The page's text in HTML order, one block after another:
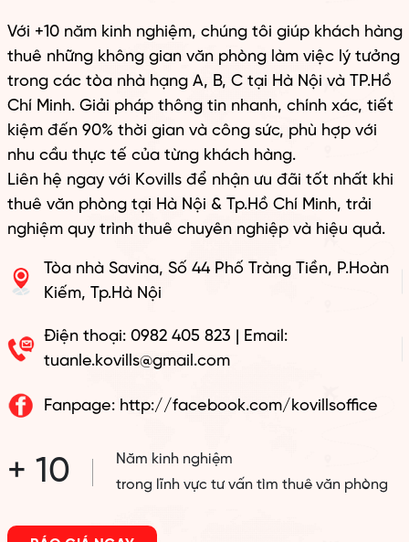
Với +10 năm kinh nghiệm, chúng tôi giúp khách hàng
thuê những không gian văn phòng làm việc lý tưởng
trong các tòa nhà hạng A, B, C tại Hà Nội và TP.Hồ
Chí Minh. Giải pháp thông tin nhanh, chính xác, tiết
kiệm đến 90% thời gian và công sức, phù hợp với
nhu cầu thực tế của từng khách hàng.
Liên hệ ngay với Kovills để nhận ưu đãi tốt nhất khi
thuê văn phòng tại Hà Nội & Tp.Hồ Chí Minh, trải
nghiệm quy trình thuê chuyên nghiệp và hiệu quả.
Tòa nhà Savina, Số 44 Phố Tràng Tiền, P.Hoàn
Kiếm, Tp.Hà Nội
Điện thoại: 0982 405 823 | Email:
tuanle.kovills@gmail.com
Fanpage: http://facebook.com/kovillsoffice
+ 10
Năm kinh nghiệm
trong lĩnh vực tư vấn tìm thuê văn phòng